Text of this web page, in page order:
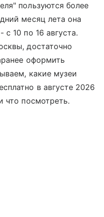
пользуются более
месяц лета она
10 по 16 августа.
достаточно
оформить
какие музеи
в августе 2026
что посмотреть.